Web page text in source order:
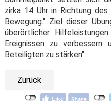
zirka 14 Uhr in Richtung des
Bewegung." Ziel dieser
überörtlicher
Ereignissen zu verbessern
Beteiligten zu stärken".
Zurück